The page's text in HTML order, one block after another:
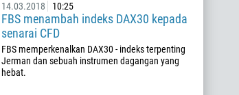
14.03.2018 10:25
FBS menambah indeks DAX30 kepada
senarai CFD
FBS memperkenalkan DAX30 - indeks terpenting
Jerman dan sebuah instrumen dagangan yang
hebat.